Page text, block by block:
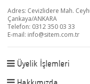
Adres: Cevizlidere Mah.
Çankaya/ANKARA
Telefon: 0312 350 03 33
E-mail: info@sitem.com.tr
Üyelik İşlemleri